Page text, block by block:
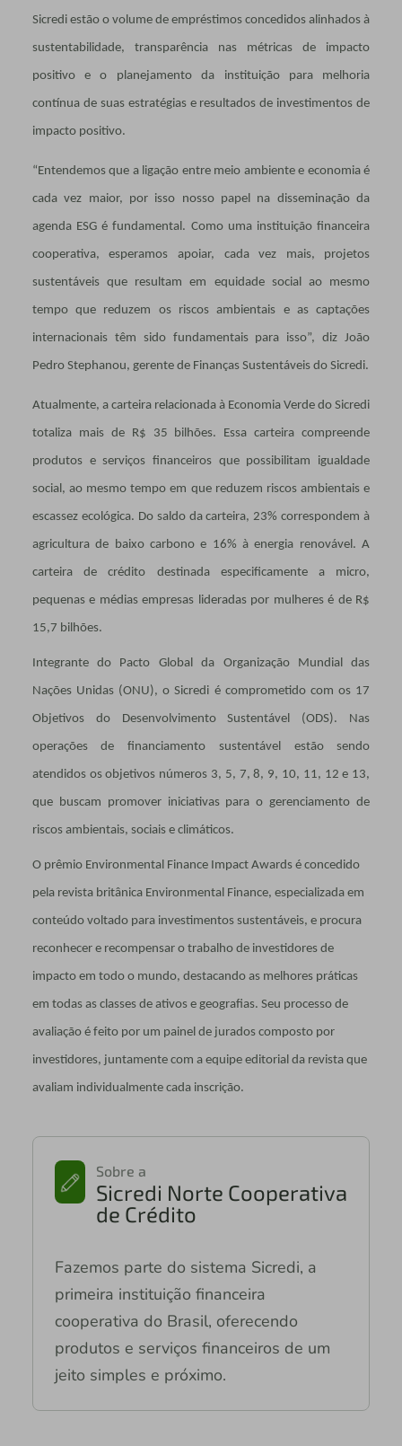
Sicredi estão o volume de empréstimos concedidos alinhados à
sustentabilidade, transparência nas métricas de impacto
positivo e o planejamento da instituição para melhoria
contínua de suas estratégias e resultados de investimentos de
impacto positivo.
“Entendemos que a ligação entre meio ambiente e economia é
cada vez maior, por isso nosso papel na disseminação da
agenda ESG é fundamental. Como uma instituição financeira
cooperativa, esperamos apoiar, cada vez mais, projetos
sustentáveis que resultam em equidade social ao mesmo
tempo que reduzem os riscos ambientais e as captações
internacionais têm sido fundamentais para isso”, diz João
Pedro Stephanou, gerente de Finanças Sustentáveis do Sicredi.
Atualmente, a carteira relacionada à Economia Verde do Sicredi
totaliza mais de R$ 35 bilhões. Essa carteira compreende
produtos e serviços financeiros que possibilitam igualdade
social, ao mesmo tempo em que reduzem riscos ambientais e
escassez ecológica. Do saldo da carteira, 23% correspondem à
agricultura de baixo carbono e 16% à energia renovável. A
carteira de crédito destinada especificamente a micro,
pequenas e médias empresas lideradas por mulheres é de R$
15,7 bilhões.
Integrante do Pacto Global da Organização Mundial das
Nações Unidas (ONU), o Sicredi é comprometido com os 17
Objetivos do Desenvolvimento Sustentável (ODS). Nas
operações de financiamento sustentável estão sendo
atendidos os objetivos números 3, 5, 7, 8, 9, 10, 11, 12 e 13,
que buscam promover iniciativas para o gerenciamento de
riscos ambientais, sociais e climáticos.
O prêmio Environmental Finance Impact Awards é concedido
pela revista britânica Environmental Finance, especializada em
conteúdo voltado para investimentos sustentáveis, e procura
reconhecer e recompensar o trabalho de investidores de
impacto em todo o mundo, destacando as melhores práticas
em todas as classes de ativos e geografias. Seu processo de
avaliação é feito por um painel de jurados composto por
investidores, juntamente com a equipe editorial da revista que
avaliam individualmente cada inscrição.
Sobre a
Sicredi Norte Cooperativa
de Crédito
Fazemos parte do sistema Sicredi, a
primeira instituição financeira
cooperativa do Brasil, oferecendo
produtos e serviços financeiros de um
jeito simples e próximo.